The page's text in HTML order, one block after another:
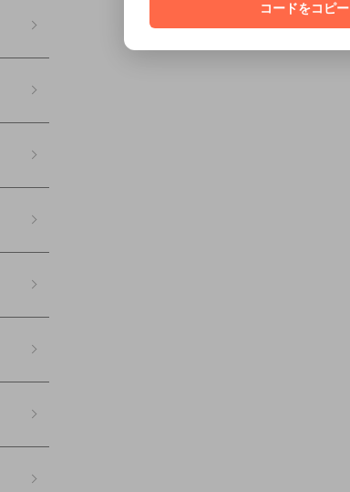
コードをコピー